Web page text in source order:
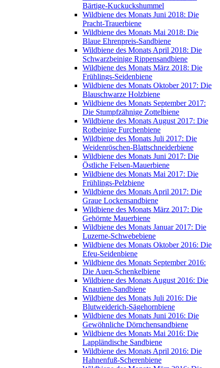
Bärtige-Kuckuckshummel
Wildbiene des Monats Juni 2018: Die
Pracht-Trauerbiene
Wildbiene des Monats Mai 2018: Die
Blaue Ehrenpreis-Sandbiene
Wildbiene des Monats April 2018: Die
Schwarzbeinige Rippensandbiene
Wildbiene des Monats März 2018: Die
Frühlings-Seidenbiene
Wildbiene des Monats Oktober 2017: Die
Blauschwarze Holzbiene
Wildbiene des Monats September 2017:
Die Stumpfzähnige Zottelbiene
Wildbiene des Monats August 2017: Die
Rotbeinige Furchenbiene
Wildbiene des Monats Juli 2017: Die
Weidenröschen-Blattschneiderbiene
Wildbiene des Monats Juni 2017: Die
Östliche Felsen-Mauerbiene
Wildbiene des Monats Mai 2017: Die
Frühlings-Pelzbiene
Wildbiene des Monats April 2017: Die
Graue Lockensandbiene
Wildbiene des Monats März 2017: Die
Gehörnte Mauerbiene
Wildbiene des Monats Januar 2017: Die
Luzerne-Schwebebiene
Wildbiene des Monats Oktober 2016: Die
Efeu-Seidenbiene
Wildbiene des Monats September 2016:
Die Auen-Schenkelbiene
Wildbiene des Monats August 2016: Die
Knautien-Sandbiene
Wildbiene des Monats Juli 2016: Die
Blutweiderich-Sägehornbiene
Wildbiene des Monats Juni 2016: Die
Gewöhnliche Dörnchensandbiene
Wildbiene des Monats Mai 2016: Die
Lappländische Sandbiene
Wildbiene des Monats April 2016: Die
Hahnenfuß-Scherenbiene